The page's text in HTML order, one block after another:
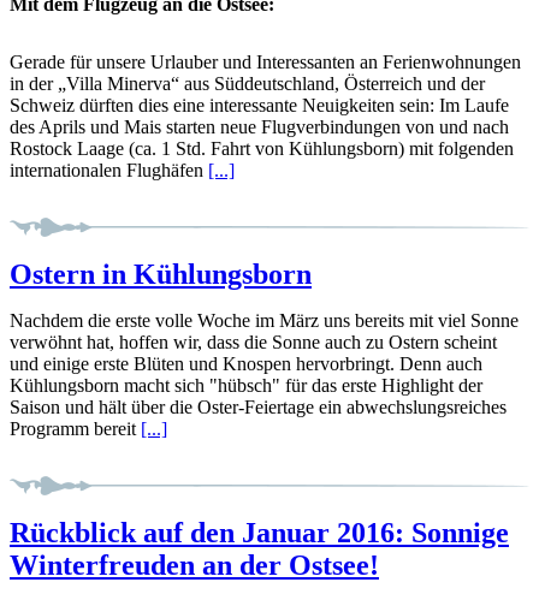
Mit dem Flugzeug an die Ostsee:
Gerade für unsere Urlauber und Interessanten an Ferienwohnungen
in der „Villa Minerva“ aus Süddeutschland, Österreich und der
Schweiz dürften dies eine interessante Neuigkeiten sein: Im Laufe
des Aprils und Mais starten neue Flugverbindungen von und nach
Rostock Laage (ca. 1 Std. Fahrt von Kühlungsborn) mit folgenden
internationalen Flughäfen [...]
Ostern in Kühlungsborn
Nachdem die erste volle Woche im März uns bereits mit viel Sonne
verwöhnt hat, hoffen wir, dass die Sonne auch zu Ostern scheint
und einige erste Blüten und Knospen hervorbringt. Denn auch
Kühlungsborn macht sich "hübsch" für das erste Highlight der
Saison und hält über die Oster-Feiertage ein abwechslungsreiches
Programm bereit [...]
Rückblick auf den Januar 2016: Sonnige
Winterfreuden an der Ostsee!